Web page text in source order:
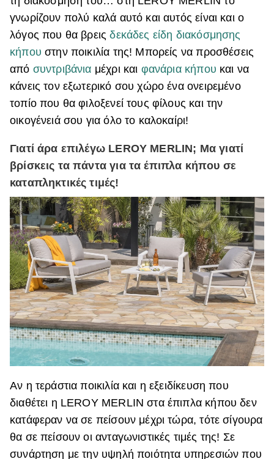
γνωρίζουν πολύ καλά αυτό και αυτός είναι και ο
λόγος που θα βρειςδεκάδες είδη διακόσμησης
κήπου στην ποικιλία της! Μπορείς να προσθέσεις
από συντριβάνια μέχρι και φανάρια κήπου και να
κάνεις τον εξωτερικό σου χώρο ένα ονειρεμένο
τοπίο που θα φιλοξενεί τους φίλους και την
οικογένειά σου για όλο το καλοκαίρι!
Γιατί άρα επιλέγω LEROY MERLIN; Μα γιατί
βρίσκεις τα πάντα για τα έπιπλα κήπου σε
καταπληκτικές τιμές!
Αν η τεράστια ποικιλία και η εξειδίκευση που
διαθέτει η LEROY MERLIN στα έπιπλα κήπου δεν
κατάφεραν να σε πείσουν μέχρι τώρα, τότε σίγουρα
θα σε πείσουν οι ανταγωνιστικές τιμές της! Σε
συνάρτηση με την υψηλή ποιότητα υπηρεσιών που